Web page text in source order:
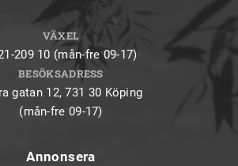
VÄXEL
209 10 (mån-fre 09-17)
BESÖKSADRESS
gatan 12, 731 30 Köping
(mån-fre 09-17)
Annonsera